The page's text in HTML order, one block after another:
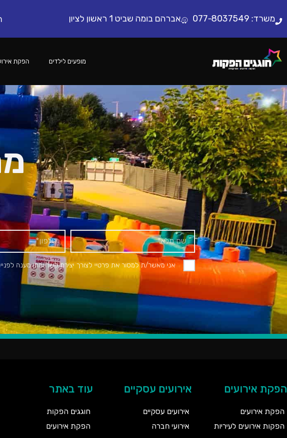
משרד: 077-8037549 אברהם בומה שביט 1 ראשון לציון
מופעים לילדים הפקת
אני מאשר/ת למסור את פרטיי לצורך יצירת קשר ומתן מענה
הפקת אירועים
הפקת אירועים
הפקות אירועים לעיריות
אירועים עסקיים
אירועים עסקיים
אירועי חברה
עוד באתר
חוגגים הפקות
הפקת אירועים